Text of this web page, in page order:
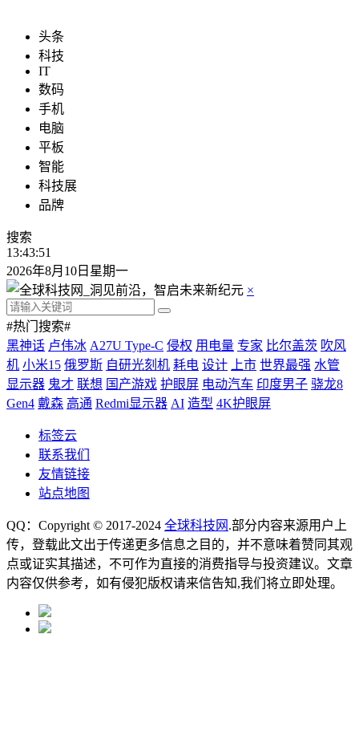
头条
科技
IT
数码
手机
电脑
平板
智能
科技展
品牌
搜索
13:43:52
2026年8月10日星期一
×
#热门搜索#
黑神话 卢伟冰 A27U Type-C 侵权 用电量 专家 比尔盖茨 吹风
机 小米15 俄罗斯 自研光刻机 耗电 设计 上市 世界最强 水管
显示器 鬼才 联想 国产游戏 护眼屏 电动汽车 印度男子 骁龙8
Gen4 戴森 高通 Redmi显示器 AI 造型 4K护眼屏
标签云
联系我们
友情链接
站点地图
QQ：Copyright © 2017-2024 全球科技网 .部分内容来源用户上
传，登载此文出于传递更多信息之目的，并不意味着赞同其观
点或证实其描述，不可作为直接的消费指导与投资建议。文章
内容仅供参考，如有侵犯版权请来信告知,我们将立即处理。